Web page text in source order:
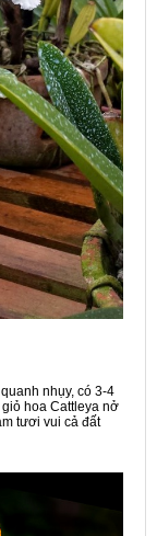
nhụy, có 3-4
hoa Cattleya nở
tươi vui cả đất